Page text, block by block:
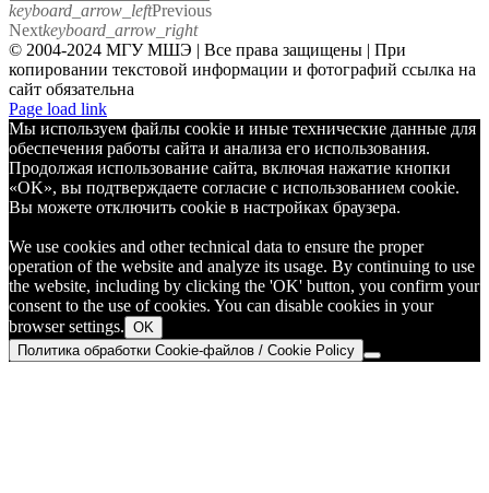
keyboard_arrow_leftPrevious
Nextkeyboard_arrow_right
© 2004-2024 МГУ МШЭ | Все права защищены | При
копировании текстовой информации и фотографий ссылка на
сайт обязательна
Telegram
Page load link
Мы используем файлы cookie и иные технические данные для
обеспечения работы сайта и анализа его использования.
Продолжая использование сайта, включая нажатие кнопки
«OK», вы подтверждаете согласие с использованием cookie.
Вы можете отключить cookie в настройках браузера.
We use cookies and other technical data to ensure the proper
operation of the website and analyze its usage. By continuing to use
the website, including by clicking the 'OK' button, you confirm your
consent to the use of cookies. You can disable cookies in your
browser settings. OK
Политика обработки Cookie-файлов / Cookie Policy